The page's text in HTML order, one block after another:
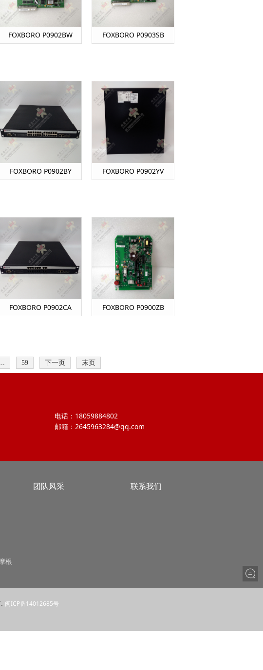
FOXBORO P0902BW FOXBORO P0903SB
FOXBORO P0902BY FOXBORO P0902YV
FOXBORO P0902CA FOXBORO P0900ZB
... 59 下一页 末页
电话：18059884802
邮箱：2645963284@qq.com
根
团队风采 联系我们
闽ICP备14012685号